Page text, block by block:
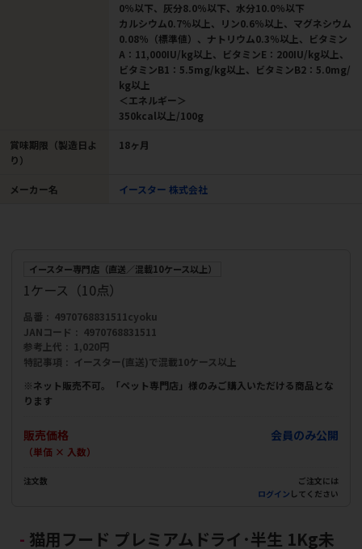
0％以下、灰分8.0％以下、水分10.0％以下
カルシウム0.7％以上、リン0.6％以上、マグネシウム
0.08％（標準値）、ナトリウム0.3％以上、ビタミン
A：11,000IU/kg以上、ビタミンE：200IU/kg以上、
ビタミンB1：5.5mg/kg以上、ビタミンB2：5.0mg/
kg以上
＜エネルギー＞
350kcal以上/100g
賞味期限（製造日よ
り）
18ヶ月
メーカー名 イースター 株式会社
イースター専門店（直送／混載10ケース以上）
1ケース（10点）
品番
4970768831511cyoku
JANコード
4970768831511
参考上代
1,020円
特記事項
イースター(直送)で混載10ケース以上
※ネット販売不可。「ペット専門店」様のみご購入いただける商品とな
ります
販売価格
（単価 × 入数）
会員のみ公開
注文数
ご注文には
ログイン してください
猫用フード プレミアムドライ･半生 1Kg未